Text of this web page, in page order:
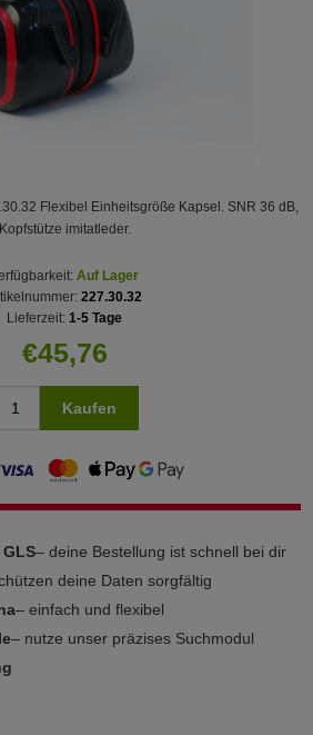
Flexibel Einheitsgröße Kapsel. SNR 36 dB,
Kopfstütze imitatleder.
Auf Lager
227.30.32
Lieferzeit: 1-5 Tage
€45,76
Kaufen
– deine Bestellung ist schnell bei dir
deine Daten sorgfältig
– einfach und flexibel
– nutze unser präzises Suchmodul